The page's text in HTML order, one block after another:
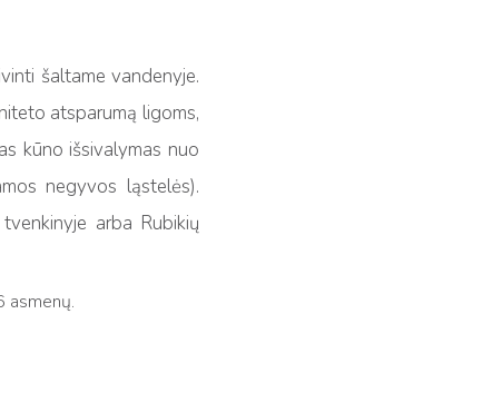
šaltame vandenyje.
atsparumą ligoms,
kūno išsivalymas nuo
negyvos ląstelės).
arba Rubikių
asmenų.